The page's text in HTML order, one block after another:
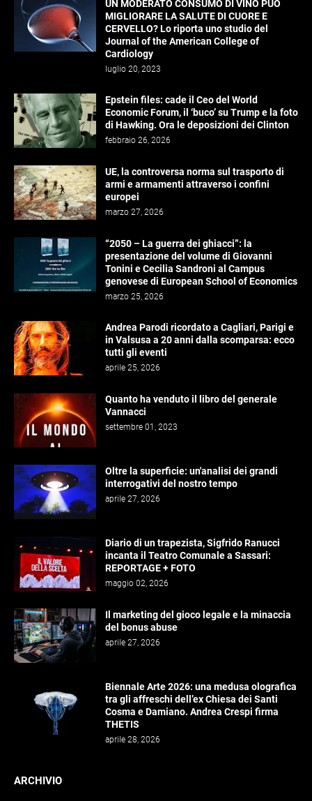
UN MODERATO CONSUMO DI VINO PUÒ
MIGLIORARE LA SALUTE DI CUORE E
CERVELLO? Lo riporta uno studio del
Journal of the American College of
Cardiology
luglio 20, 2023
Epstein files: cade il Ceo del World
Economic Forum, il ‘buco’ su Trump e la foto
di Hawking. Ora le deposizioni dei Clinton
febbraio 26, 2026
UE, la controversa norma sul trasporto di
armi e armamenti attraverso i confini
europei
marzo 27, 2026
“2050 – La guerra dei ghiacci”: la
presentazione del volume di Giovanni
Tonini e Cecilia Sandroni al Campus
genovese di European School of Economics
marzo 25, 2026
Andrea Parodi ricordato a Cagliari, Parigi e
in Valsusa a 20 anni dalla scomparsa: ecco
tutti gli eventi
aprile 25, 2026
Quanto ha venduto il libro del generale
Vannacci
settembre 01, 2023
Oltre la superficie: un'analisi dei grandi
interrogativi del nostro tempo
aprile 27, 2026
Diario di un trapezista, Sigfrido Ranucci
incanta il Teatro Comunale a Sassari:
REPORTAGE + FOTO
maggio 02, 2026
Il marketing del gioco legale e la minaccia
del bonus abuse
aprile 27, 2026
Biennale Arte 2026: una medusa olografica
tra gli affreschi dell’ex Chiesa dei Santi
Cosma e Damiano. Andrea Crespi firma
THETIS
aprile 28, 2026
ARCHIVIO